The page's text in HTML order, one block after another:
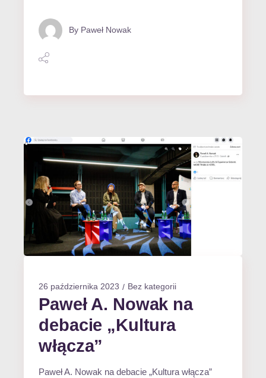
By Paweł Nowak
26 października 2023 Bez kategorii
Paweł A. Nowak na
debacie „Kultura
włącza”
Paweł A. Nowak na debacie „Kultura włącza”